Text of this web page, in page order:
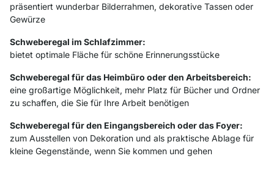
präsentiert wunderbar Bilderrahmen, dekorative Tassen oder
Gewürze
Schweberegal im Schlafzimmer:
bietet optimale Fläche für schöne Erinnerungsstücke
Schweberegal für das Heimbüro oder den Arbeitsbereich:
eine großartige Möglichkeit, mehr Platz für Bücher und Ordner
zu schaffen, die Sie für Ihre Arbeit benötigen
Schweberegal für den Eingangsbereich oder das Foyer:
zum Ausstellen von Dekoration und als praktische Ablage für
kleine Gegenstände, wenn Sie kommen und gehen